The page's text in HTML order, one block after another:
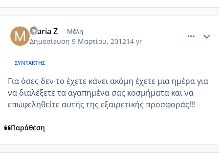
maria Z Μέλη
Δημοσίευση 9 Μαρτίου, 201214 yr
ΣΥΝΤΆΚΤΗΣ
Για όσες δεν το έχετε κάνει ακόμη έχετε μια ημέρα για
να διαλέξετε τα αγαπημένα σας κοσμήματα και να
επωφεληθείτε αυτής της εξαιρετικής προσφοράς!!!
Παράθεση